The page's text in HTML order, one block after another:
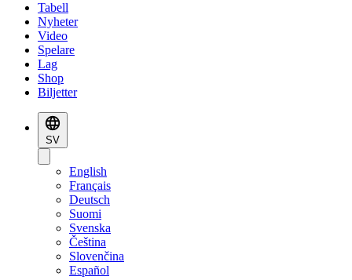
Tabell
Nyheter
Video
Spelare
Lag
Shop
Biljetter
SV
English
Français
Deutsch
Suomi
Svenska
Čeština
Slovenčina
Español